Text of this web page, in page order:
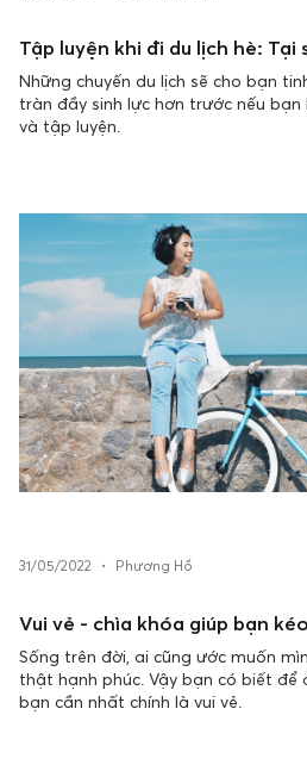
Tập luyện khi đi du lịch hè: Tại
Những chuyến du lịch sẽ cho bạn
tràn đầy sinh lực hơn trước nếu
và tập luyện.
31/05/2022 • Phương Hồ
Vui vẻ - chìa khóa giúp bạn
Sống trên đời, ai cũng ước muốn
thật hạnh phúc. Vậy bạn có biết để
bạn cần nhất chính là vui vẻ.